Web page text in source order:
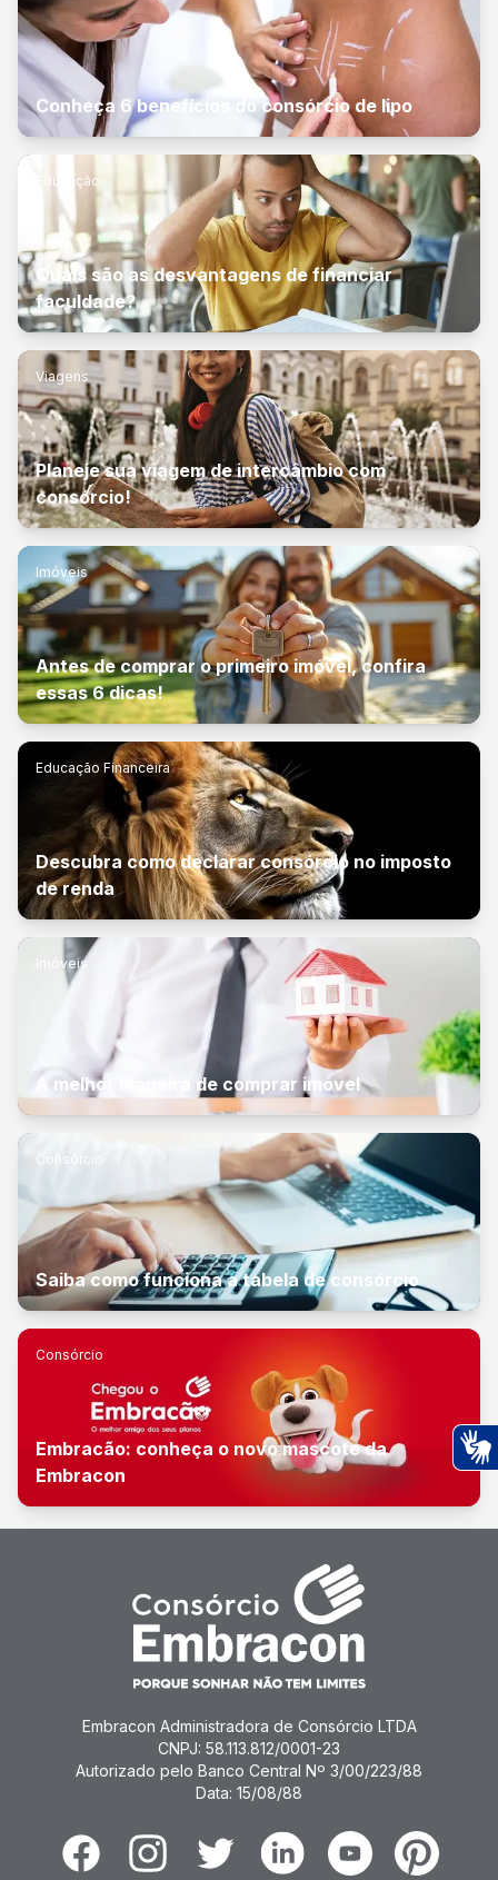
Conheça 6 benefícios do consórcio de lipo
Educação
Quais são as desvantagens de financiar
faculdade?
Viagens
Planeje sua viagem de intercâmbio com
consórcio!
Imóveis
Antes de comprar o primeiro imóvel, confira
essas 6 dicas!
Educação Financeira
Descubra como declarar consórcio no imposto
de renda
Imóveis
A melhor maneira de comprar imóvel
Consórcio
Saiba como funciona a tabela de consórcio
Consórcio
Embracão: conheça o novo mascote da
Embracon
Embracon Administradora de Consórcio LTDA
CNPJ: 58.113.812/0001-23
Autorizado pelo Banco Central Nº 3/00/223/88
Data: 15/08/88
FacebookInstagramTwitter LinkedinYoutubePinterest